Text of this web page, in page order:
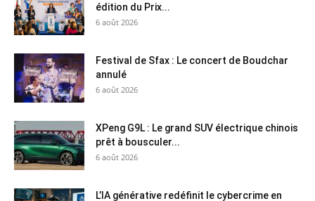
édition du Prix...
6 août 2026
Festival de Sfax : Le concert de Boudchar
annulé
6 août 2026
XPeng G9L : Le grand SUV électrique chinois
prêt à bousculer...
6 août 2026
L’IA générative redéfinit le cybercrime en